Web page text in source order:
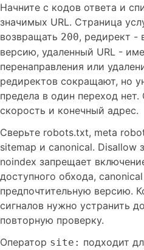
Начните с кодов ответа и
значимых URL. Страница
возвращать 200, редирект -
версию, удаленный URL -
перенаправления или
редиректов сокращают, но
предела в один переход
скорость и конечный адрес.
Сверьте robots.txt, meta
sitemap и canonical. Disallow
noindex запрещает
доступного обхода,
предпочтительную версию.
сигналов нужно устранить
повторную проверку.
Оператор site: подходит